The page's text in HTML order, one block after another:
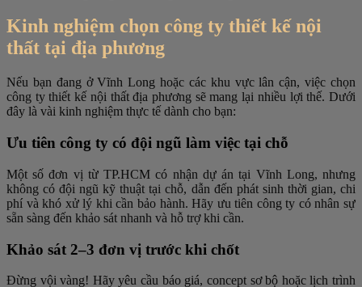
Kinh nghiệm chọn công ty thiết kế nội
thất tại địa phương
Nếu bạn đang ở Vĩnh Long hoặc các khu vực lân cận, việc chọn
công ty thiết kế nội thất địa phương sẽ mang lại nhiều lợi thế. Dưới
đây là vài kinh nghiệm thực tế dành cho bạn:
Ưu tiên công ty có đội ngũ làm việc tại chỗ
Một số đơn vị từ TP.HCM có nhận dự án tại Vĩnh Long, nhưng
không có đội ngũ kỹ thuật tại chỗ, dẫn đến phát sinh thời gian, chi
phí và khó xử lý khi cần bảo hành. Hãy ưu tiên công ty có nhân sự
sẵn sàng đến khảo sát nhanh và hỗ trợ khi cần.
Khảo sát 2–3 đơn vị trước khi chốt
Đừng vội vàng! Hãy yêu cầu báo giá, concept sơ bộ hoặc lịch trình